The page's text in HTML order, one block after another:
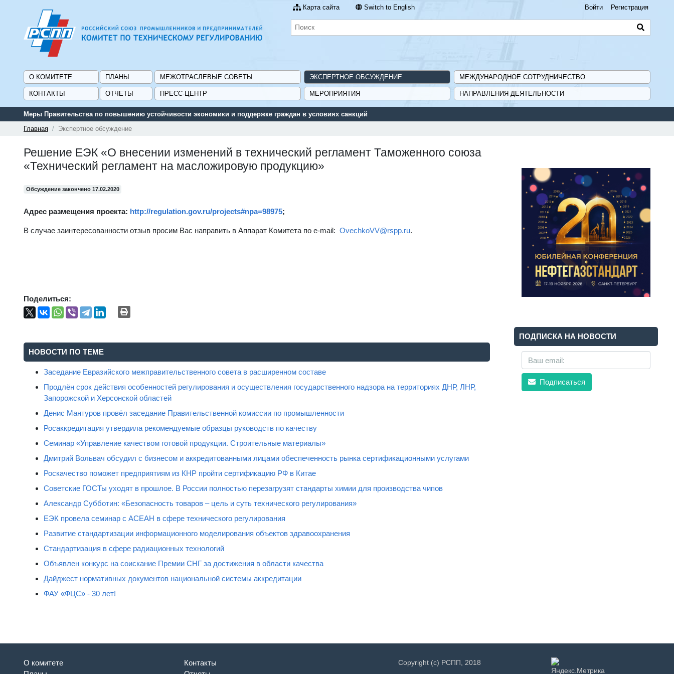
Карта сайта Switch to English Войти Регистрация
О КОМИТЕТЕ ПЛАНЫ МЕЖОТРАСЛЕВЫЕ СОВЕТЫ ЭКСПЕРТНОЕ ОБСУЖДЕНИЕ МЕЖДУНАРОДНОЕ СОТРУДНИЧЕСТВО
КОНТАКТЫ ОТЧЕТЫ ПРЕСС-ЦЕНТР МЕРОПРИЯТИЯ НАПРАВЛЕНИЯ ДЕЯТЕЛЬНОСТИ
Меры Правительства по повышению устойчивости экономики и поддержке граждан в условиях санкций
Главная
Экспертное обсуждение
Решение ЕЭК «О внесении изменений в технический регламент Таможенного союза
«Технический регламент на масложировую продукцию»
Обсуждение закончено 17.02.2020
Адрес размещения проекта: http://regulation.gov.ru/projects#npa=98975;
В случае заинтересованности отзыв просим Вас направить в Аппарат Комитета по e-mail: OvechkoVV@rspp.ru.
Поделиться:
НОВОСТИ ПО ТЕМЕ
Заседание Евразийского межправительственного совета в расширенном составе
Продлён срок действия особенностей регулирования и осуществления государственного надзора на территориях ДНР, ЛНР,
Запорожской и Херсонской областей
Денис Мантуров провёл заседание Правительственной комиссии по промышленности
Росаккредитация утвердила рекомендуемые образцы руководств по качеству
Семинар «Управление качеством готовой продукции. Строительные материалы»
Дмитрий Вольвач обсудил с бизнесом и аккредитованными лицами обеспеченность рынка сертификационными услугами
Роскачество поможет предприятиям из КНР пройти сертификацию РФ в Китае
Советские ГОСТы уходят в прошлое. В России полностью перезагрузят стандарты химии для производства чипов
Александр Субботин: «Безопасность товаров – цель и суть технического регулирования»
ЕЭК провела семинар с АСЕАН в сфере технического регулирования
Развитие стандартизации информационного моделирования объектов здравоохранения
Стандартизация в сфере радиационных технологий
Объявлен конкурс на соискание Премии СНГ за достижения в области качества
Дайджест нормативных документов национальной системы аккредитации
ФАУ «ФЦС» - 30 лет!
ПОДПИСКА НА НОВОСТИ
Подписаться
О комитете
Контакты
Copyright (c) РСПП, 2018